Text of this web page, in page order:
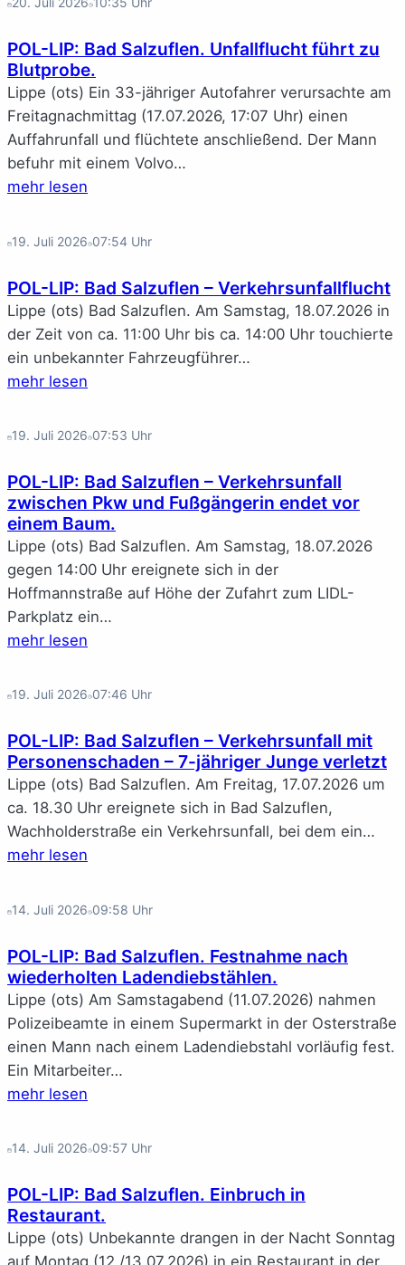
POL-LIP: Bad Salzuflen. Unfallflucht führt zu
Blutprobe.
Lippe (ots) Ein 33-jähriger Autofahrer verursachte am
Freitagnachmittag (17.07.2026, 17:07 Uhr) einen
Auffahrunfall und flüchtete anschließend. Der Mann
befuhr mit einem Volvo…
mehr lesen
19. Juli 2026 07:54 Uhr
POL-LIP: Bad Salzuflen – Verkehrsunfallflucht
Lippe (ots) Bad Salzuflen. Am Samstag, 18.07.2026 in
der Zeit von ca. 11:00 Uhr bis ca. 14:00 Uhr touchierte
ein unbekannter Fahrzeugführer…
mehr lesen
19. Juli 2026 07:53 Uhr
POL-LIP: Bad Salzuflen – Verkehrsunfall
zwischen Pkw und Fußgängerin endet vor
einem Baum.
Lippe (ots) Bad Salzuflen. Am Samstag, 18.07.2026
gegen 14:00 Uhr ereignete sich in der
Hoffmannstraße auf Höhe der Zufahrt zum LIDL-
Parkplatz ein…
mehr lesen
19. Juli 2026 07:46 Uhr
POL-LIP: Bad Salzuflen – Verkehrsunfall mit
Personenschaden – 7-jähriger Junge verletzt
Lippe (ots) Bad Salzuflen. Am Freitag, 17.07.2026 um
ca. 18.30 Uhr ereignete sich in Bad Salzuflen,
Wachholderstraße ein Verkehrsunfall, bei dem ein…
mehr lesen
14. Juli 2026 09:58 Uhr
POL-LIP: Bad Salzuflen. Festnahme nach
wiederholten Ladendiebstählen.
Lippe (ots) Am Samstagabend (11.07.2026) nahmen
Polizeibeamte in einem Supermarkt in der Osterstraße
einen Mann nach einem Ladendiebstahl vorläufig fest.
Ein Mitarbeiter…
mehr lesen
14. Juli 2026 09:57 Uhr
POL-LIP: Bad Salzuflen. Einbruch in
Restaurant.
Lippe (ots) Unbekannte drangen in der Nacht Sonntag